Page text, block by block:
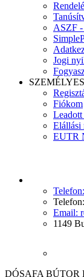
ASZF
Jogi
SZEMÉLYES
Fiókom
Leadott
Elállási
EUTR
Email:
1149
DÓSAFA BÚTOR